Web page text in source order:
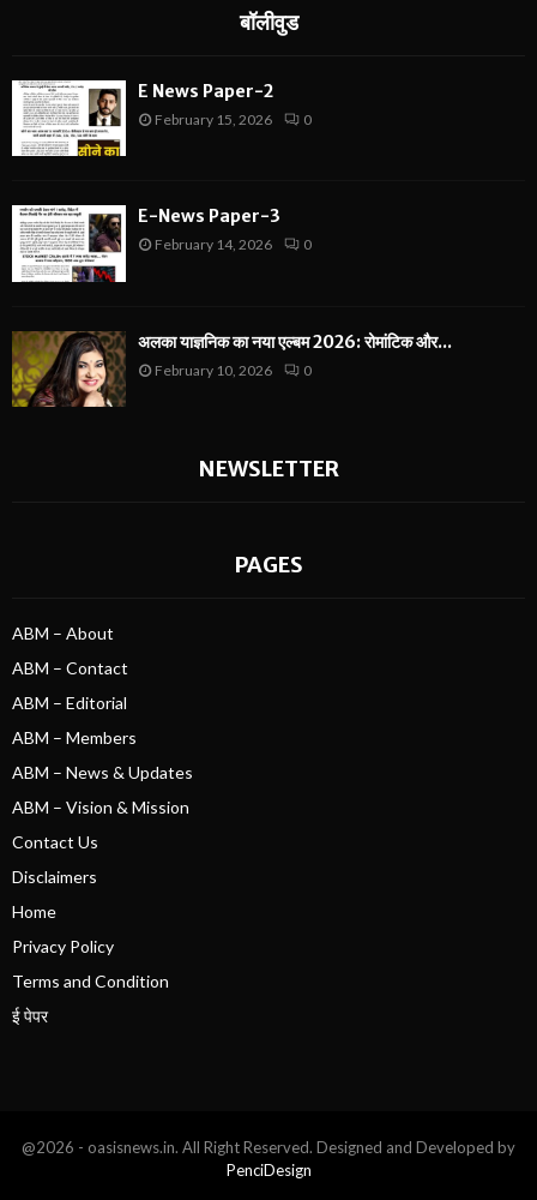
बॉलीवुड
E News Paper-2
February 15, 2026 0
E-News Paper-3
February 14, 2026 0
अलका याज्ञनिक का नया एल्बम 2026: रोमांटिक और...
February 10, 2026 0
NEWSLETTER
PAGES
ABM – About
ABM – Contact
ABM – Editorial
ABM – Members
ABM – News & Updates
ABM – Vision & Mission
Contact Us
Disclaimers
Home
Privacy Policy
Terms and Condition
ई पेपर
@2026 - oasisnews.in. All Right Reserved. Designed and Developed by
PenciDesign